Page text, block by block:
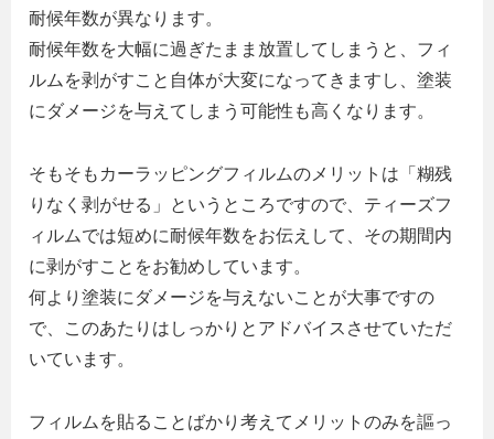
耐候年数が異なります。
耐候年数を大幅に過ぎたまま放置してしまうと、フィ
ルムを剥がすこと自体が大変になってきますし、塗装
にダメージを与えてしまう可能性も高くなります。
そもそもカーラッピングフィルムのメリットは「糊残
りなく剥がせる」というところですので、ティーズフ
ィルムでは短めに耐候年数をお伝えして、その期間内
に剥がすことをお勧めしています。
何より塗装にダメージを与えないことが大事ですの
で、このあたりはしっかりとアドバイスさせていただ
いています。
フィルムを貼ることばかり考えてメリットのみを謳っ